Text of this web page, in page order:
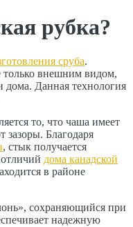
рубка?
сруба.
только внешним видом,
дома. Данная технология
то, что чаша имеет
зазоры. Благодаря
, стык получается
дома канадской
в районе
сохраняющийся при
надежную